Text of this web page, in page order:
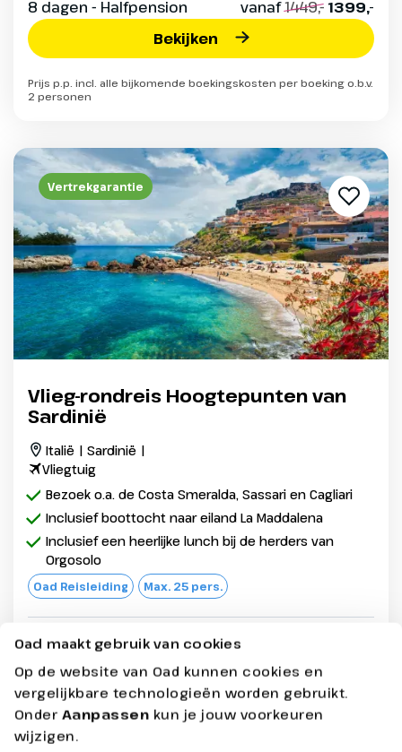
Oad maakt gebruik van cookies
Op de website van Oad kunnen cookies en
vergelijkbare technologieën worden gebruikt.
Onder Aanpassen kun je jouw voorkeuren
wijzigen.
8 dagen - Halfpension vanaf1449,- 1399,-
Bekijken
Prijs p.p. incl. alle bijkomende boekingskosten per boeking o.b.v.
2 personen
Vertrekgarantie
Vlieg-rondreis Hoogtepunten van
Sardinië
Italië | Sardinië |
Vliegtuig
Bezoek o.a. de Costa Smeralda, Sassari en Cagliari
Inclusief boottocht naar eiland La Maddalena
Inclusief een heerlijke lunch bij de herders van
Orgosolo
Oad Reisleiding Max. 25 pers.
8 dagen - Halfpension
Bekijken
Prijs p.p. incl. alle bijkomende boekingskosten per boeking o.b.v.
2 personen